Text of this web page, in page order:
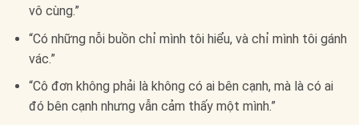
vô cùng.”
“Có những nỗi buồn chỉ mình tôi hiểu, và chỉ mình tôi gánh
vác.”
“Cô đơn không phải là không có ai bên cạnh, mà là có ai
đó bên cạnh nhưng vẫn cảm thấy một mình.”